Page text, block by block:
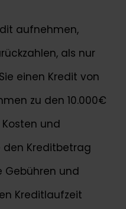
aufnehmen,
als nur
einen Kredit von
zu den 10.000€
und
den Kreditbetrag
Gebühren und
Kreditlaufzeit